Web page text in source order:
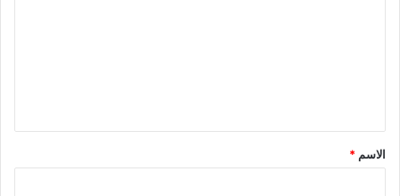
*
الاسم *